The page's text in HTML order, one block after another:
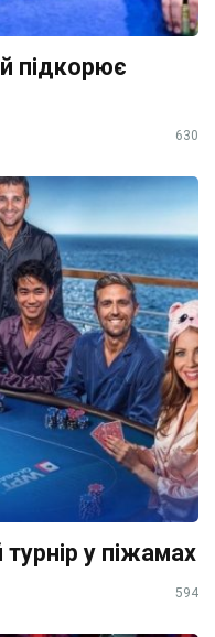
підкорює
630
у піжамах
594